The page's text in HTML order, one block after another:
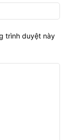
trình duyệt này